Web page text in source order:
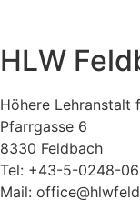
HLW
Höhere
Pfarrgasse 6
8330 Feldbach
Tel: +43-5-0248-
Mail: